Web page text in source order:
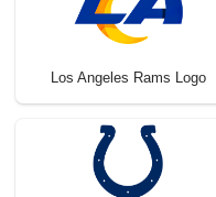
Los Angeles Rams Logo